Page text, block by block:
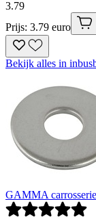
3.79
Prijs: 3.79 euro
Bekijk alles in
GAMMA